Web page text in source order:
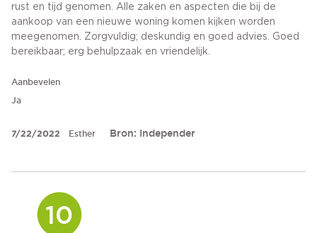
rust en tijd genomen. Alle zaken en aspecten die bij de
aankoop van een nieuwe woning komen kijken worden
meegenomen. Zorgvuldig; deskundig en goed advies. Goed
bereikbaar; erg behulpzaak en vriendelijk.
Aanbevelen
Ja
7/22/2022 Esther Bron: Independer
10